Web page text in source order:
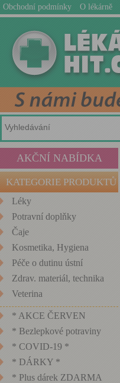
Obchodní podmínky O lékárně
AKČNÍ NABÍDKA
KATEGORIE PRODUKTŮ
Léky
Potravní doplňky
Čaje
Kosmetika, Hygiena
Péče o dutinu ústní
Zdrav. materiál, technika
Veterina
* AKCE ČERVEN
* Bezlepkové potraviny
* COVID-19 *
* DÁRKY *
* Plus dárek ZDARMA